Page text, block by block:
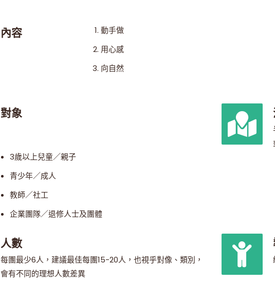
內容
動手做
用心感
向自然
對象
3歲以上兒童／親子
青少年／成人
教師／社工
企業團隊／退修人士及團體
人數
每團最少6人，建議最佳每團15-20人，也視乎對像、類別，
會有不同的理想人數差異